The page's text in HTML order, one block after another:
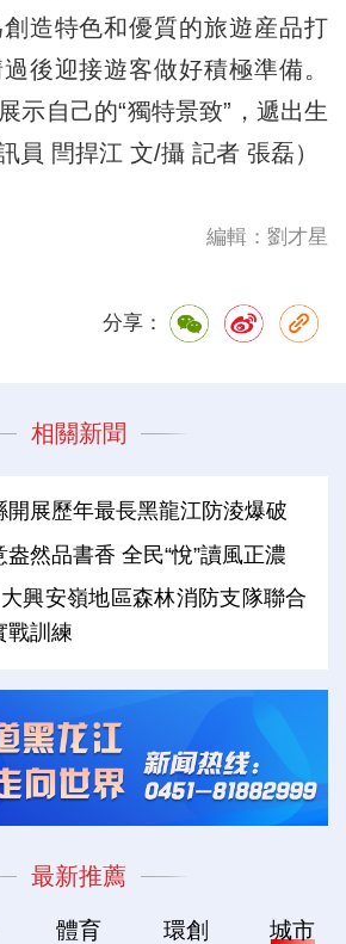
造特色和優質的旅遊産品打
後迎接遊客做好積極準備。
示自己的“獨特景致”，遞出生
員 閆捍江 文/攝 記者 張磊）
編輯：劉才星
分享：
相關新聞
開展歷年最長黑龍江防淩爆破
然品書香 全民“悅”讀風正濃
興安嶺地區森林消防支隊聯合
戰訓練
最新推薦
體育 環創 城市